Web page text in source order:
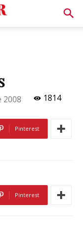
2008
1814
Pinterest
Pinterest